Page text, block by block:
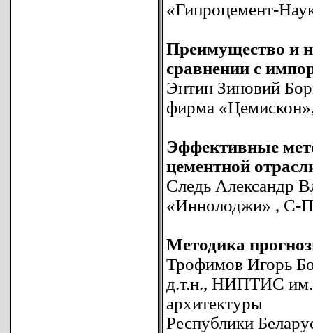
«Гипроцемент-
Преимущество и
сравнении с
Энтин Зиновий
фирма
Эффективные
цементной
Следь Александр
«Иннолоджи» , С-
Методика
Трофимов Игорь
д.т.н., НИПТИС им.
архитектуры
Республики